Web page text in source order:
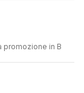
promozione in B